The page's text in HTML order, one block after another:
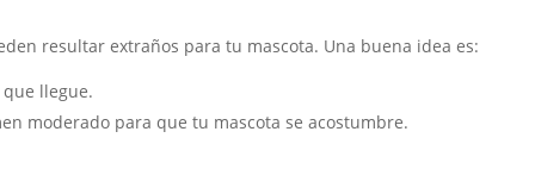
resultar extraños para tu mascota. Una buena idea es:
llegue.
moderado para que tu mascota se acostumbre.